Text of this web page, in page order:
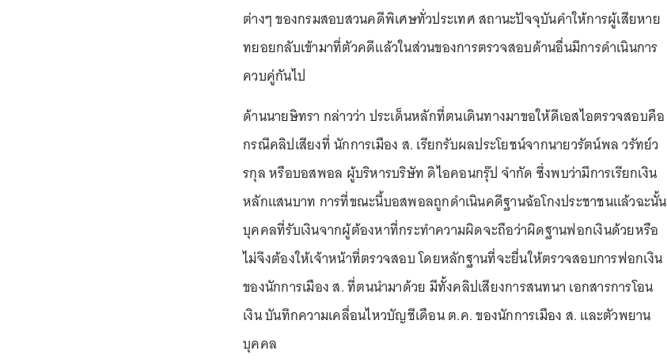
ต่างๆ ของกรมสอบสวนคดีพิเศษทั่วประเทศ สถานะปัจจุบันคำให้การผู้เสียหาย
ทยอยกลับเข้ามาที่ตัวคดีแล้วในส่วนของการตรวจสอบด้านอื่นมีการดำเนินการ
ควบคู่กันไป
ด้านนายษิทรา กล่าวว่า ประเด็นหลักที่ตนเดินทางมาขอให้ดีเอสไอตรวจสอบคือ
กรณีคลิปเสียงที่ นักการเมือง ส. เรียกรับผลประโยชน์จากนายวรัตน์พล วรัทย์ว
รกุล หรือบอสพอล ผู้บริหารบริษัท ดิไอคอนกรุ๊ป จำกัด ซึ่งพบว่ามีการเรียกเงิน
หลักแสนบาท การที่ขณะนี้บอสพอลถูกดำเนินคดีฐานฉ้อโกงประชาชนแล้วฉะนั้น
บุคคลที่รับเงินจากผู้ต้องหาที่กระทำความผิดจะถือว่าผิดฐานฟอกเงินด้วยหรือ
ไม่จึงต้องให้เจ้าหน้าที่ตรวจสอบ โดยหลักฐานที่จะยื่นให้ตรวจสอบการฟอกเงิน
ของนักการเมือง ส. ที่ตนนำมาด้วย มีทั้งคลิปเสียงการสนทนา เอกสารการโอน
เงิน บันทึกความเคลื่อนไหวบัญชีเดือน ต.ค. ของนักการเมือง ส. และตัวพยาน
บุคคล